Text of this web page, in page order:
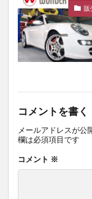
販
コメントを書く
メールアドレスが公
欄は必須項目です
コメント ※